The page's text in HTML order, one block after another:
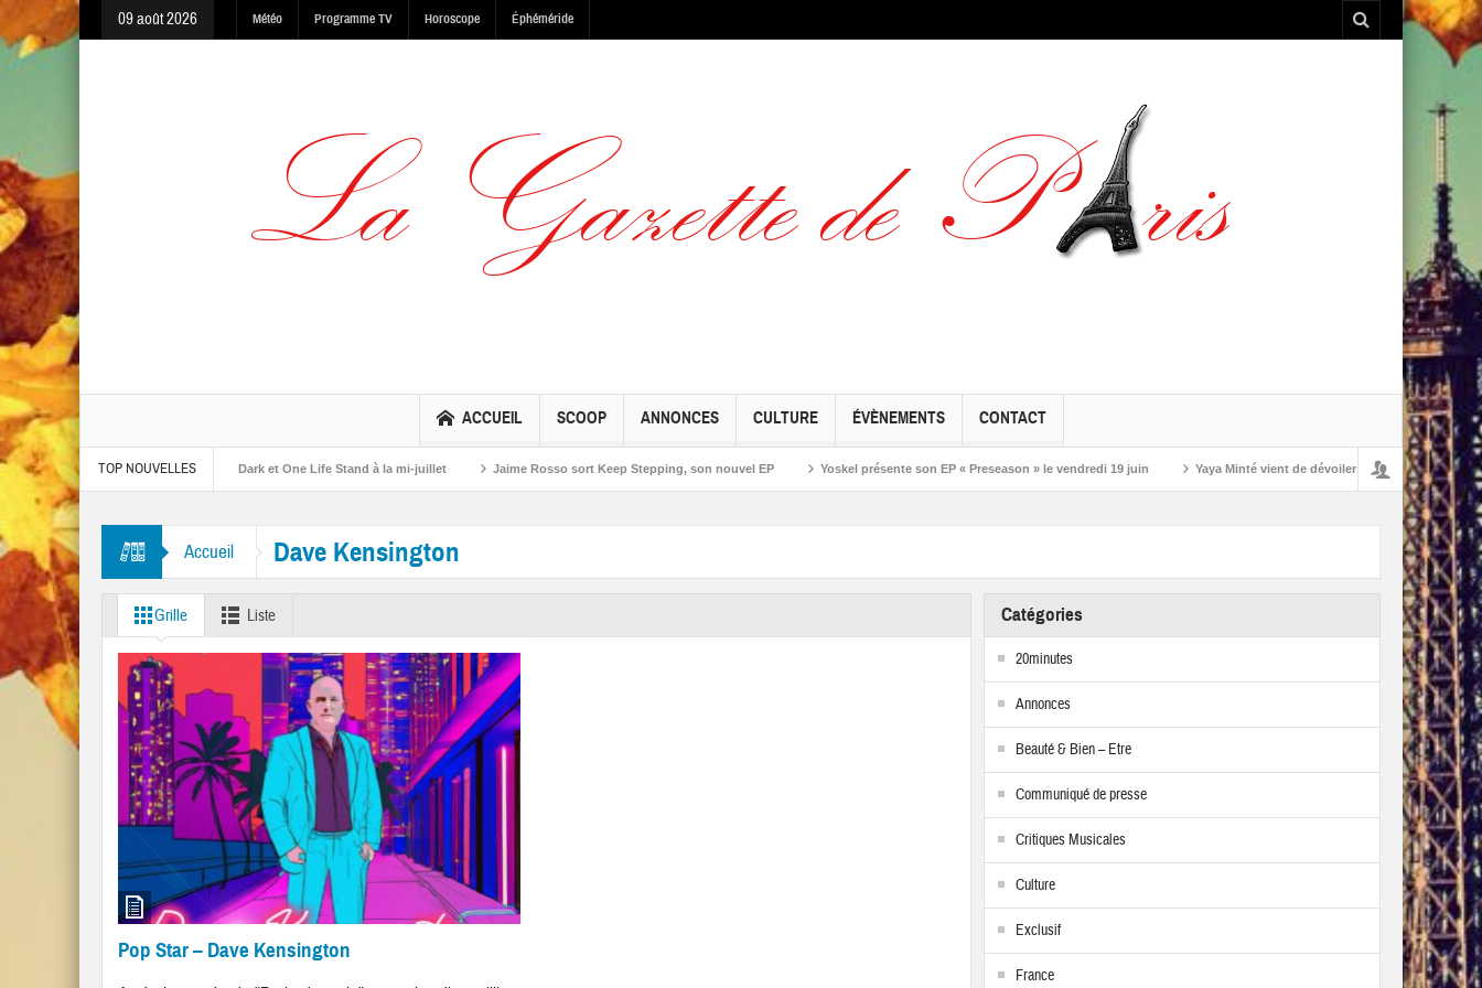
09 août 2026 Météo Programme TV Horoscope Éphéméride
ACCUEIL SCOOP ANNONCES CULTURE ÉVÈNEMENTS CONTACT
TOP NOUVELLES
The Warning, Made In The Dark et One Life Stand à la mi-juillet Jaime Rosso sort Keep Stepping, son nouvel EP Yoskel présente son EP « Preseason » le vendredi 19 juin Yaya Minté vient de dévoiler ‘So’, son premier album
“Mr. Tambourine Man” et “Like A Rolling Stone”
Accueil Dave Kensington
Grille Liste
Pop Star – Dave Kensington
Catégories
20minutes
Annonces
Beauté & Bien – Etre
Communiqué de presse
Critiques Musicales
Culture
Exclusif
France